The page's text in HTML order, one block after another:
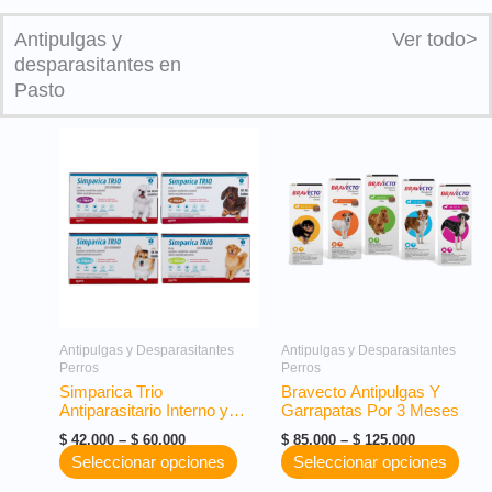
Antipulgas y
desparasitantes en
Pasto
Ver todo>
Antipulgas y Desparasitantes
Perros
Simparica Trio
Antiparasitario Interno y
Externo
$42.000 – $60.000
$ 42.000
through
$ 60.000
Seleccionar opciones
tiene
múltiples
variantes.
Las
opciones
página
producto
Antipulgas y Desparasitantes
Perros
Bravecto Antipulgas Y
Garrapatas Por 3 Meses
$85.000 – $125.000
through
$ 125.000
Seleccionar opciones
tiene
Las